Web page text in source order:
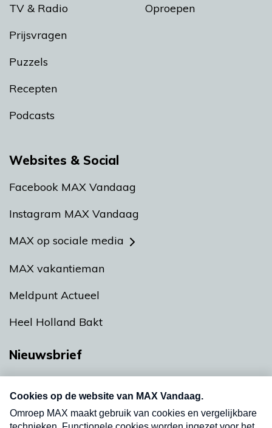
TV & Radio
Prijsvragen
Puzzels
Recepten
Podcasts
Oproepen
Websites & Social
Facebook MAX Vandaag
Instagram MAX Vandaag
MAX op sociale media
MAX vakantieman
Meldpunt Actueel
Heel Holland Bakt
Nieuwsbrief
nieuwsbrief. Elke vrijdag- en dinsdagochtend in
uw mailbox.